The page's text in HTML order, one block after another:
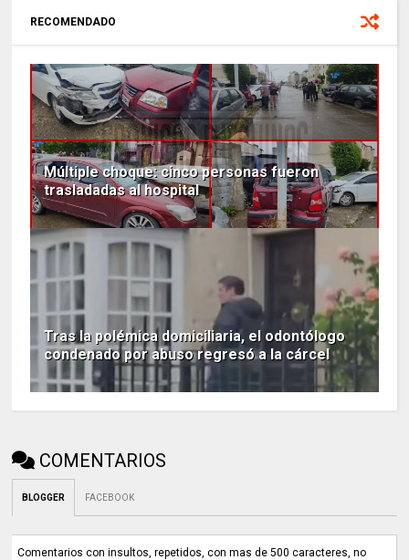
RECOMENDADO
Múltiple choque: cinco personas fueron
trasladadas al hospital
Tras la polémica domiciliaria, el odontólogo
condenado por abuso regresó a la cárcel
COMENTARIOS
BLOGGER FACEBOOK
Comentarios con insultos, repetidos, con mas de 500 caracteres, no